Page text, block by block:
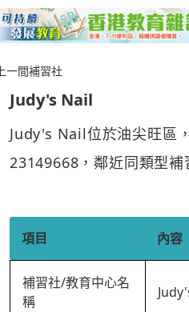
一間補習社
Judy's Nail
Judy's Nail位於油尖旺區
23149668，鄰近同類型補
項目 內容
補習社/教育中心名
稱